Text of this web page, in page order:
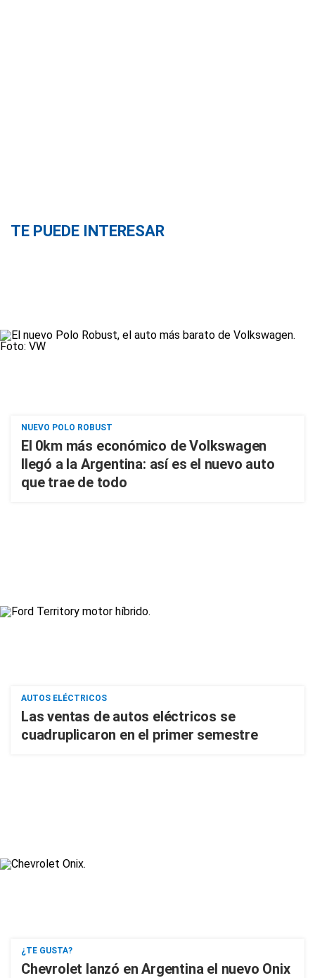
TE PUEDE INTERESAR
NUEVO POLO ROBUST
El 0km más económico de Volkswagen
llegó a la Argentina: así es el nuevo auto
que trae de todo
AUTOS ELÉCTRICOS
Las ventas de autos eléctricos se
cuadruplicaron en el primer semestre
¿TE GUSTA?
Chevrolet lanzó en Argentina el nuevo Onix